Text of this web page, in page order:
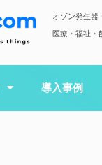
オゾン発生器
医療・福祉・
導入事例